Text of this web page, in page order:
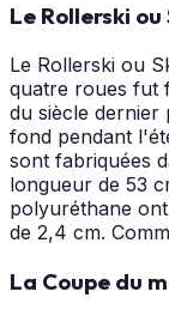
Le Rollerski
Le Rollerski ou
quatre roues fut
du siècle
fond pendant
sont fabriquées
longueur de 53
polyuréthane
de 2,4 cm.
La Coupe du